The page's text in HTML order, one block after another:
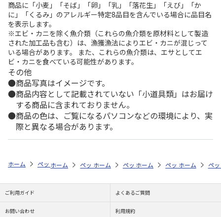
商品に「小麦」「そば」「卵」「乳」「落花生」「えび」「か
に」「くるみ」のアレルギー特定8品目を含んでいる場合に品目名
を表示します。
※エビ・カニを除く魚介類（これらの魚介類を原材料として製造
された加工品も含む）は、漁獲漁法によりエビ・カニが混じって
いる場合があります。 また、これらの魚介類は、エサとしてエ
ビ・カニを食べている可能性があります。
その他
商品写真はイメージです。
商品内容として記載されていない「小道具類」はお届け
する商品に含まれておりません。
商品の色は、ご覧になるパソコンなどの環境により、実
際と異なる場合があります。
ホーム ペットストア ケージ・飼育その他用品 ケージ本体（鳥用）
ホーム ペットストア ケージ・飼育その他用品 ケー
ホーム ペットストア ケージ・飼育その
ホーム ペットストア ケ
ホーム ペ
ご利用ガイド よくあるご質問
お問い合わせ 利用規約